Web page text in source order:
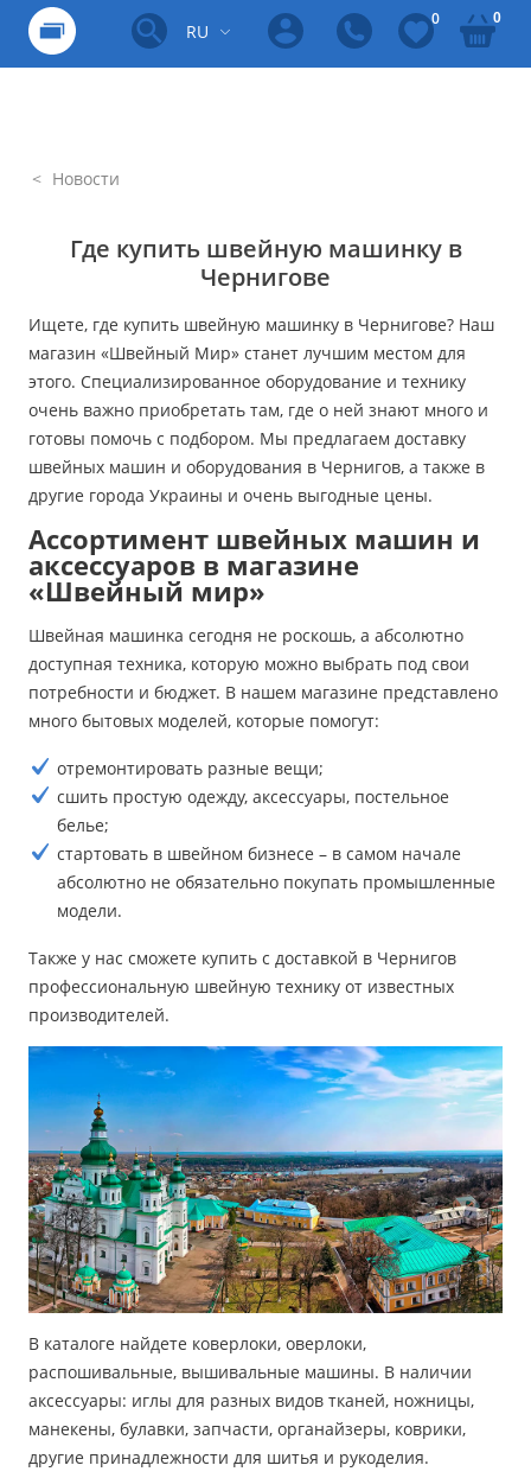
RU
0 0
Новости
Где купить швейную машинку в
Чернигове
Ищете, где купить швейную машинку в Чернигове? Наш
магазин «Швейный Мир» станет лучшим местом для
этого. Специализированное оборудование и технику
очень важно приобретать там, где о ней знают много и
готовы помочь с подбором. Мы предлагаем доставку
швейных машин и оборудования в Чернигов, а также в
другие города Украины и очень выгодные цены.
Ассортимент швейных машин и
аксессуаров в магазине
«Швейный мир»
Швейная машинка сегодня не роскошь, а абсолютно
доступная техника, которую можно выбрать под свои
потребности и бюджет. В нашем магазине представлено
много бытовых моделей, которые помогут:
отремонтировать разные вещи;
сшить простую одежду, аксессуары, постельное
белье;
стартовать в швейном бизнесе – в самом начале
абсолютно не обязательно покупать промышленные
модели.
Также у нас сможете купить с доставкой в Чернигов
профессиональную швейную технику от известных
производителей.
В каталоге найдете коверлоки, оверлоки,
распошивальные, вышивальные машины. В наличии
аксессуары: иглы для разных видов тканей, ножницы,
манекены, булавки, запчасти, органайзеры, коврики,
другие принадлежности для шитья и рукоделия.